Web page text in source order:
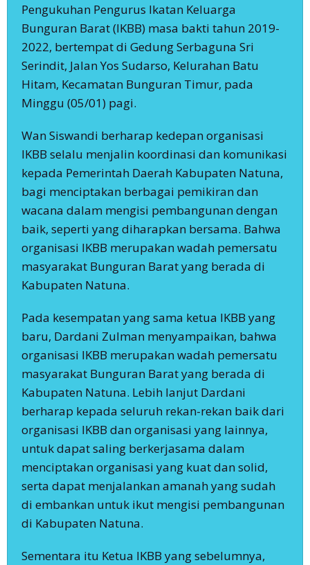
Pengukuhan Pengurus Ikatan Keluarga
Bunguran Barat (IKBB) masa bakti tahun 2019-
2022, bertempat di Gedung Serbaguna Sri
Serindit, Jalan Yos Sudarso, Kelurahan Batu
Hitam, Kecamatan Bunguran Timur, pada
Minggu (05/01) pagi.
Wan Siswandi berharap kedepan organisasi
IKBB selalu menjalin koordinasi dan komunikasi
kepada Pemerintah Daerah Kabupaten Natuna,
bagi menciptakan berbagai pemikiran dan
wacana dalam mengisi pembangunan dengan
baik, seperti yang diharapkan bersama. Bahwa
organisasi IKBB merupakan wadah pemersatu
masyarakat Bunguran Barat yang berada di
Kabupaten Natuna.
Pada kesempatan yang sama ketua IKBB yang
baru, Dardani Zulman menyampaikan, bahwa
organisasi IKBB merupakan wadah pemersatu
masyarakat Bunguran Barat yang berada di
Kabupaten Natuna. Lebih lanjut Dardani
berharap kepada seluruh rekan-rekan baik dari
organisasi IKBB dan organisasi yang lainnya,
untuk dapat saling berkerjasama dalam
menciptakan organisasi yang kuat dan solid,
serta dapat menjalankan amanah yang sudah
di embankan untuk ikut mengisi pembangunan
di Kabupaten Natuna.
Sementara itu Ketua IKBB yang sebelumnya,